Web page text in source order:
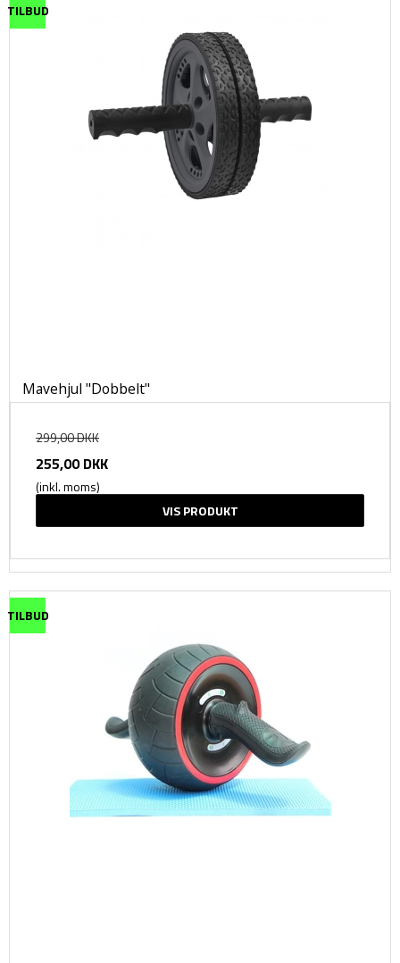
TILBUD
Mavehjul "Dobbelt"
299,00 DKK
255,00 DKK
(inkl. moms)
VIS PRODUKT
TILBUD